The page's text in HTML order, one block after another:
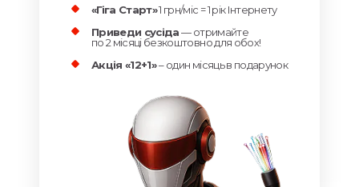
«Гіга Старт»1 грн/міс = 1 рік Інтернету
Приведи сусіда— отримайте
по 2 місяці безкоштовно для обох!
Акція «12+1»– один місяць в подарунок